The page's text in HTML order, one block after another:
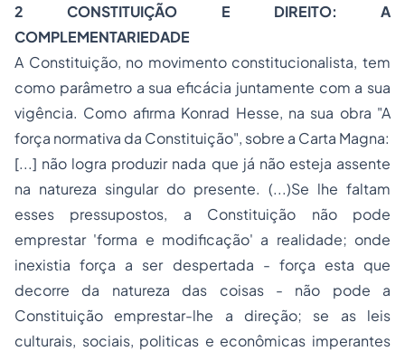
2 CONSTITUIÇÃO E DIREITO: A
COMPLEMENTARIEDADE
A Constituição, no movimento constitucionalista, tem
como parâmetro a sua eficácia juntamente com a sua
vigência. Como afirma Konrad Hesse, na sua obra "A
força normativa da Constituição", sobre a Carta Magna:
[...] não logra produzir nada que já não esteja assente
na natureza singular do presente. (...)Se lhe faltam
esses pressupostos, a Constituição não pode
emprestar 'forma e modificação' a realidade; onde
inexistia força a ser despertada - força esta que
decorre da natureza das coisas - não pode a
Constituição emprestar-lhe a direção; se as leis
culturais, sociais, politicas e econômicas imperantes